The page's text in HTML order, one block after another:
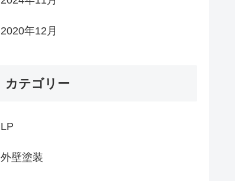
2020年12月
カテゴリー
LP
外壁塗装